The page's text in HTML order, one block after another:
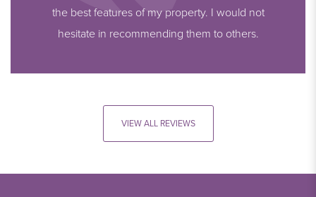
the best features of my property. I would not
hesitate in recommending them to others.
VIEW ALL REVIEWS